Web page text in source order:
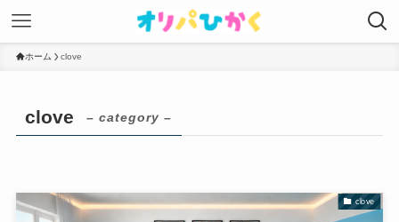
ホーム clove
clove – category –
clove